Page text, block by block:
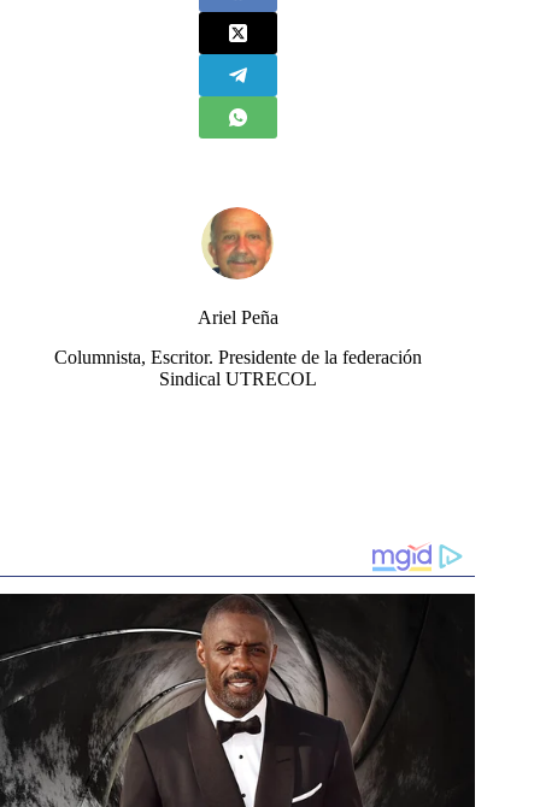
Ariel Peña
Columnista, Escritor. Presidente de la federación
Sindical UTRECOL